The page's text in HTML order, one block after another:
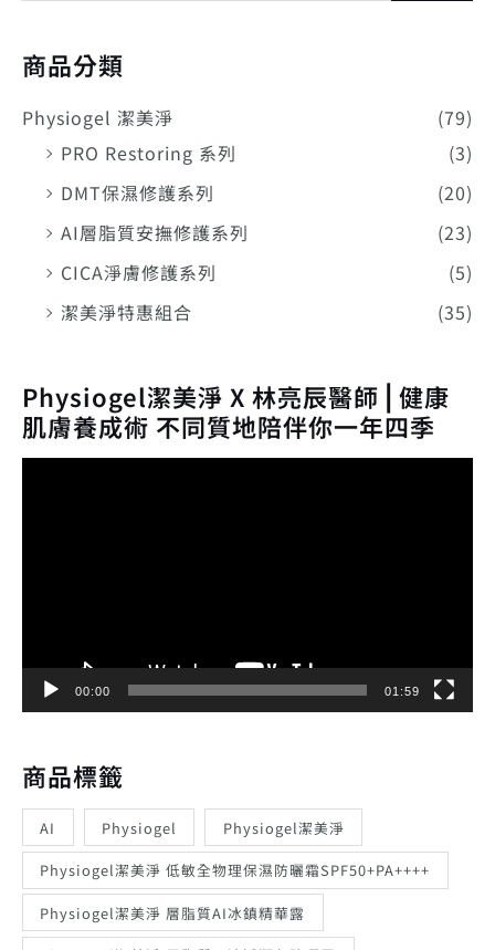
商品分類
Physiogel 潔美淨
(79)
PRO Restoring 系列
(3)
DMT保濕修護系列
(20)
AI層脂質安撫修護系列
(23)
CICA淨膚修護系列
(5)
潔美淨特惠組合
(35)
Physiogel潔美淨 X 林亮辰醫師⎪健康
肌膚養成術 不同質地陪伴你一年四季
00:00 01:59
商品標籤
AI Physiogel Physiogel潔美淨
Physiogel潔美淨 低敏全物理保濕防曬霜SPF50+PA++++
Physiogel潔美淨 層脂質AI冰鎮精華露